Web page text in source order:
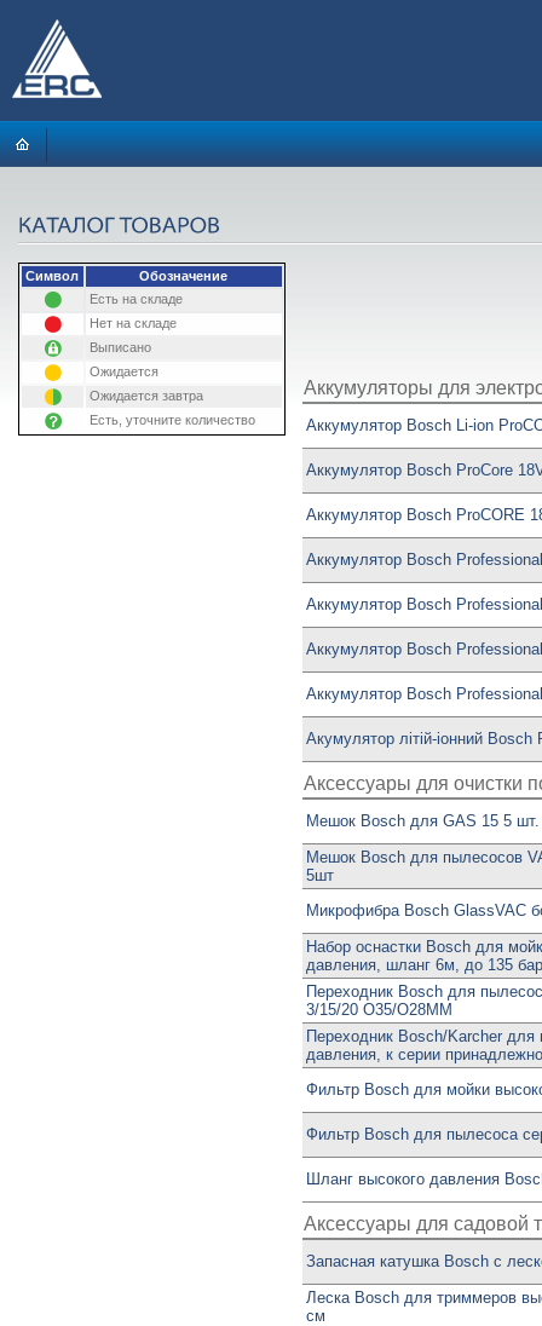
Символ
Обозначение
Есть на складе
Нет на складе
Выписано
Ожидается
Ожидается завтра
Есть, уточните количество
Аккумуляторы для
Аккумулятор Bosch Li-ion
Аккумулятор Bosch ProCore
Аккумулятор Bosch ProCORE
Аккумулятор Bosch
Аккумулятор Bosch
Аккумулятор Bosch
Аккумулятор Bosch
Акумулятор лiтiй-iонний Bosch
Аксессуары для очистки
Мешок Bosch для GAS 15 5
Мешок Bosch для пылесосов
5шт
Микрофибра Bosch GlassVAC
Набор оснастки Bosch для
давления, шланг 6м, до 135 бар
Переходник Bosch для
3/15/20 O35/O28MM
Переходник Bosch/Karcher для
давления, к серии
Фильтр Bosch для мойки
Фильтр Bosch для пылесоса
Шланг высокого давления
Аксессуары для садовой
Запасная катушка Bosch с
Леска Bosch для триммеров
см